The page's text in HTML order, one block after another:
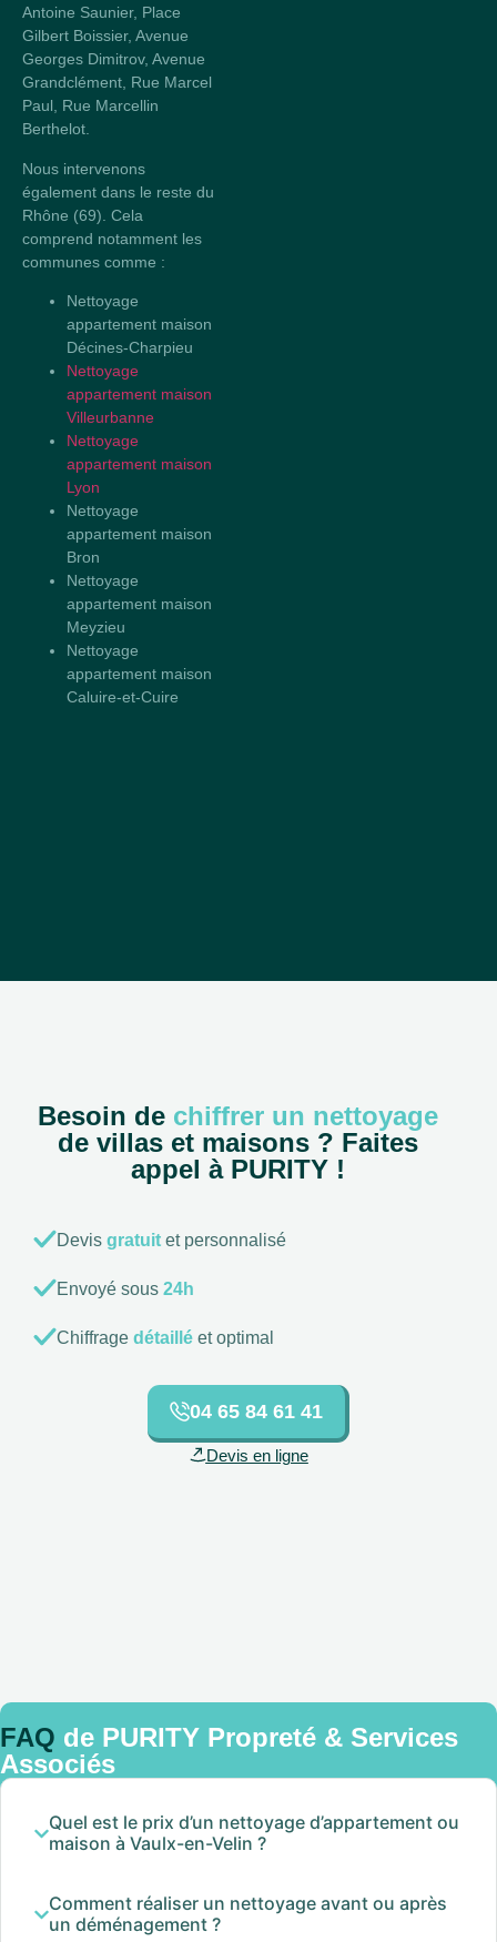
Antoine Saunier, Place
Gilbert Boissier, Avenue
Georges Dimitrov, Avenue
Grandclément, Rue Marcel
Paul, Rue Marcellin
Berthelot.
Nous intervenons
également dans le reste du
Rhône (69). Cela
comprend notamment les
communes comme :
Nettoyage
appartement maison
Décines-Charpieu
Nettoyage
appartement maison
Villeurbanne
Nettoyage
appartement maison
Lyon
Nettoyage
appartement maison
Bron
Nettoyage
appartement maison
Meyzieu
Nettoyage
appartement maison
Caluire-et-Cuire
Besoin de chiffrer un nettoyage
de villas et maisons ? Faites
appel à PURITY !
Devis gratuit et personnalisé
Envoyé sous 24h
Chiffrage détaillé et optimal
04 65 84 61 41
Devis en ligne
FAQ de PURITY Propreté & Services
Associés
Quel est le prix d’un nettoyage d’appartement ou
maison à Vaulx-en-Velin ?
Comment réaliser un nettoyage avant ou après
un déménagement ?